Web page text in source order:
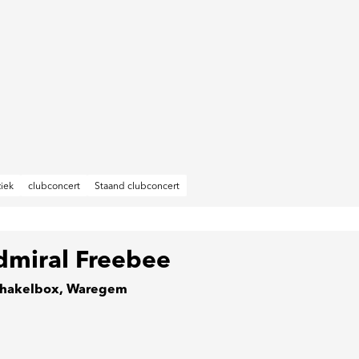
clubconcert Staand clubconcert
Freebee
Waregem